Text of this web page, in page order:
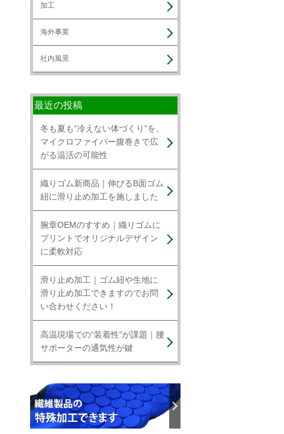
加工
海外事業
社内風景
最近の投稿
冬も夏も“冷えない体づくり”を。
マイクロファイバー腹巻きで広
がる温活の可能性
織りゴム新商品｜伸びるB面ゴム
紐に滑り止め加工を施しました
腕章OEMのすすめ｜織りゴムに
プリントでオリジナルデザイン
に柔軟対応
滑り止め加工｜ゴム紐や生地に
滑り止め加工できますのでお問
い合わせください！
高温現場での“装着性”が課題｜腰
サポーターの通気性が鍵